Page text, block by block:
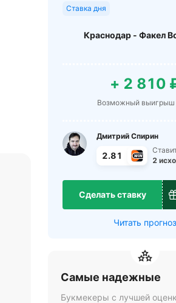
Ставка дня
Краснодар - Факел
+ 2 810
Возможный выигрыш
Дмитрий Спирин
2.81
2
Сделать ставку
Читать прогноз
Самые надежные
Букмекеры с лучшей